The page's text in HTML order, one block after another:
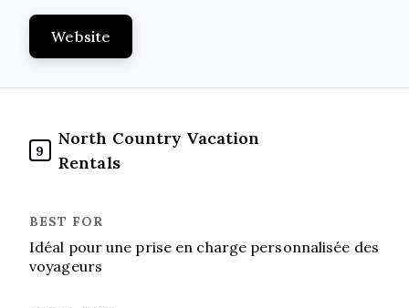
Website
9
North Country Vacation
Rentals
Idéal pour une prise en charge personnalisée des
voyageurs